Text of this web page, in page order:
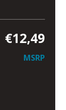
€12,49
MSRP